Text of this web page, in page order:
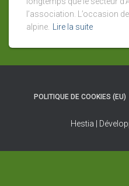
l’association. L’occasion
alpine.
Lire la suite
POLITIQUE DE COOKIES (EU)
Hestia |